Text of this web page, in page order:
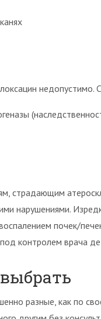
недопустимо.
страдающим
нарушениями.
почек/
контролем врача
разные, как по